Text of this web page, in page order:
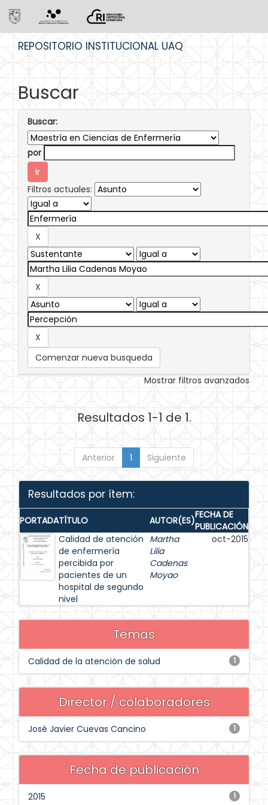
REPOSITORIO INSTITUCIONAL UAQ
Buscar
Buscar:
por
Filtros actuales:
Comenzar nueva busqueda
Mostrar filtros avanzados
Resultados 1-1 de 1.
Anterior 1 Siguiente
Resultados por ítem:
PORTADATÍTULO AUTOR(ES)FECHA DE
PUBLICACIÓN
Calidad de atención
de enfermería
percibida por
pacientes de un
hospital de segundo
nivel
Martha
Lilia
Cadenas
Moyao
oct-2015
Temas
1
Calidad de la atención de salud
Director / colaboradores
1
José Javier Cuevas Cancino
Fecha de publicación
1
2015